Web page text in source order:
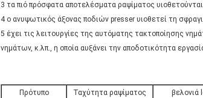
3 τα πιό πρόσφατα αποτελέσματα ραψίματος
4 ο ανυψωτικός άξονας ποδιών presser υιοθετεί τη
5 έχει τις λειτουργίες της αυτόματης τακτοποίησης
νημάτων, κ.λπ., η οποία αυξάνει την αποδοτικότητα
Πρότυπο Ταχύτητα ραψίματος βελονιά